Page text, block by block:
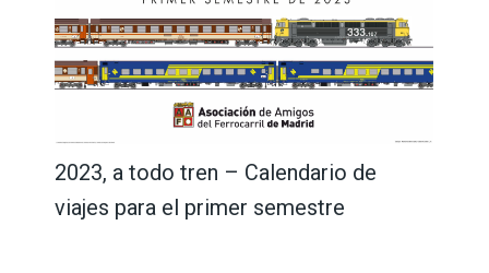
2023, a todo tren – Calendario de
viajes para el primer semestre